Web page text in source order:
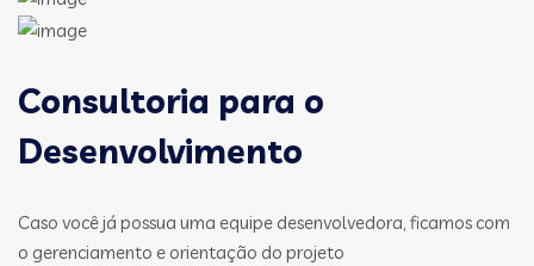
Consultoria para o
Desenvolvimento
Caso você já possua uma equipe desenvolvedora, ficamos com
o gerenciamento e orientação do projeto